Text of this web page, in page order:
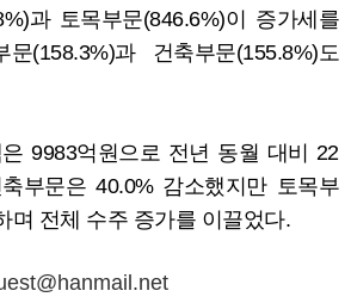
과 토목부문(846.6%)이 증가세를
(158.3%)과 건축부문(155.8%)도
9983억원으로 전년 동월 대비 22
부문은 40.0% 감소했지만 토목부
며 전체 수주 증가를 이끌었다.